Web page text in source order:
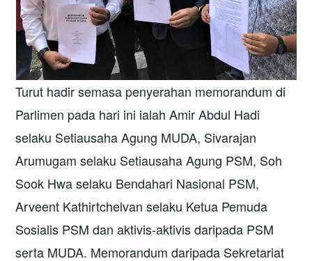
Turut hadir semasa penyerahan memorandum di
Parlimen pada hari ini ialah Amir Abdul Hadi
selaku Setiausaha Agung MUDA, Sivarajan
Arumugam selaku Setiausaha Agung PSM, Soh
Sook Hwa selaku Bendahari Nasional PSM,
Arveent Kathirtchelvan selaku Ketua Pemuda
Sosialis PSM dan aktivis-aktivis daripada PSM
serta MUDA. Memorandum daripada Sekretariat